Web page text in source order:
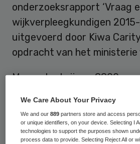
onderzoeksrapport ‘Vraag
wijkverpleegkundigen 2015-
uitgevoerd door Kiwa Carity
opdracht van het ministerie
Momenteel zijn er 8800
zijn er tussen de 10.000 en
nodig die als
thuiszorg werken. Gezien
We Care About Your Privacy
We and our889 partners store and access
or unique identifiers, on your device. Selecting I
technologies to support the purposes shown
process data to provide. Selecting Reject All or